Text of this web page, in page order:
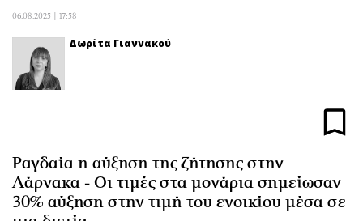
Ελλάδα
Διεθνή
Κληρώσεις Allwyn
Οικονομική
Επιχειρήσεις
Αγορές
Money Review
Αναδρομές
Πρόσωπα
06.08.2025 | 17:58
Δωρίτα Γιαννακού
Ραγδαία η αύξηση της ζήτησης στην
Λάρνακα - Οι τιμές στα μονάρια σημείωσαν
30% αύξηση στην τιμή του ενοικίου μέσα σε